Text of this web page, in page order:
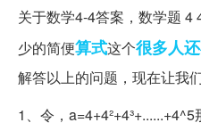
关于数学4-4答案，数学题 4
少的简便算式这个很多人
解答以上的问题，现在让我
1、令，